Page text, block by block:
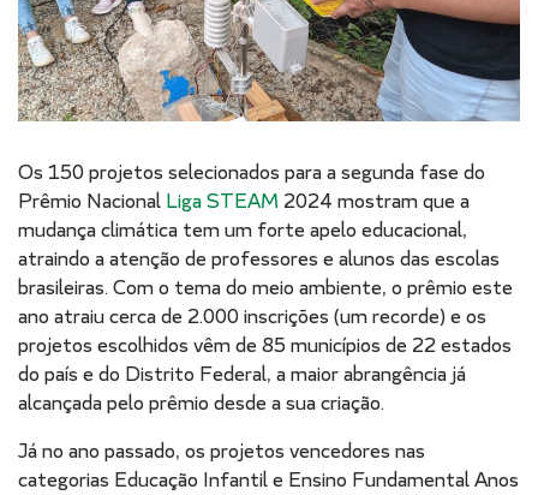
Os 150 projetos selecionados para a segunda fase do
Prêmio Nacional Liga STEAM 2024 mostram que a
mudança climática tem um forte apelo educacional,
atraindo a atenção de professores e alunos das escolas
brasileiras. Com o tema do meio ambiente, o prêmio este
ano atraiu cerca de 2.000 inscrições (um recorde) e os
projetos escolhidos vêm de 85 municípios de 22 estados
do país e do Distrito Federal, a maior abrangência já
alcançada pelo prêmio desde a sua criação.
Já no ano passado, os projetos vencedores nas
categorias Educação Infantil e Ensino Fundamental Anos